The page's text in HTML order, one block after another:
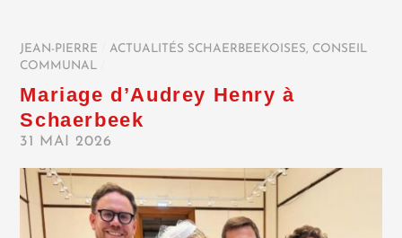
JEAN-PIERRE ACTUALITÉS SCHAERBEEKOISES, CONSEIL
COMMUNAL
Mariage d’Audrey Henry à
Schaerbeek
31 MAI 2026